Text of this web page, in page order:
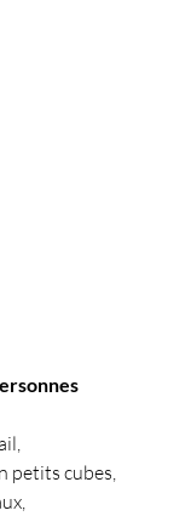
petits cubes,